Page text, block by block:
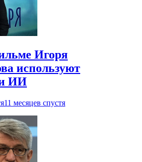
Игоря
используют
ИИ
11 месяцев спустя